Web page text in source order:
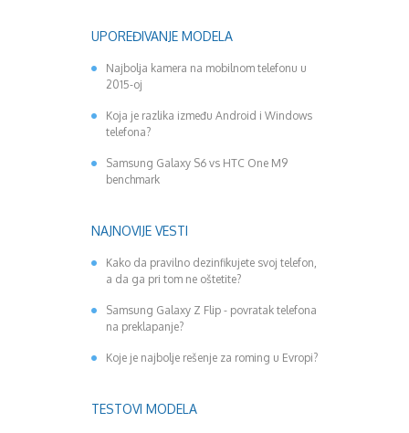
UPOREĐIVANJE MODELA
Najbolja kamera na mobilnom telefonu u
2015-oj
Koja je razlika između Android i Windows
telefona?
Samsung Galaxy S6 vs HTC One M9
benchmark
NAJNOVIJE VESTI
Kako da pravilno dezinfikujete svoj telefon,
a da ga pri tom ne oštetite?
Samsung Galaxy Z Flip - povratak telefona
na preklapanje?
Koje je najbolje rešenje za roming u Evropi?
TESTOVI MODELA